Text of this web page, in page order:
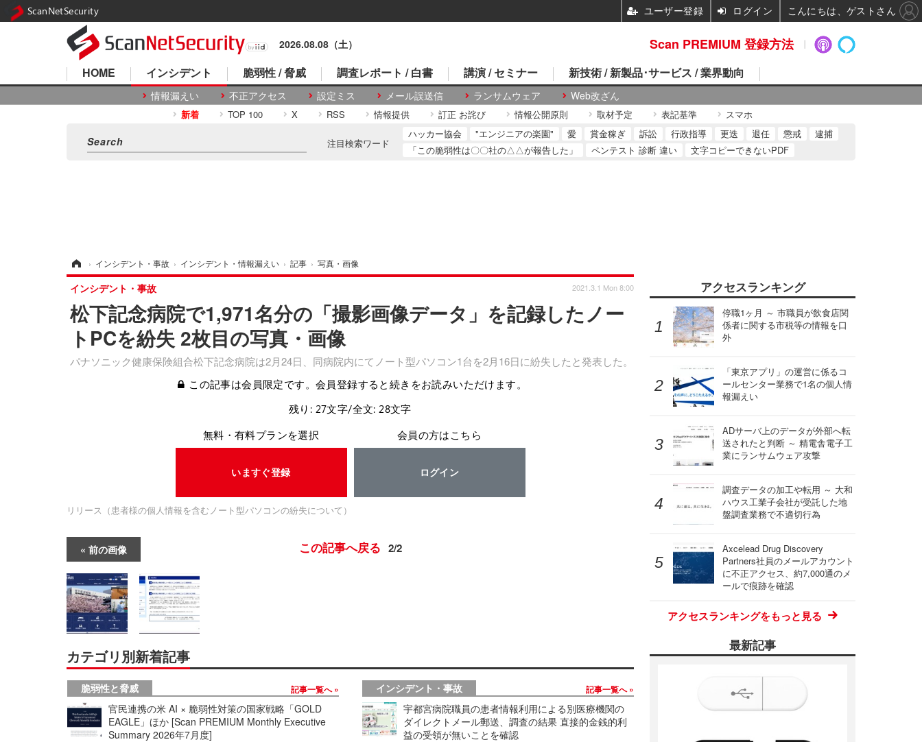
2026.08.08（土）
HOME インシデント
情報漏えい 不正アクセス 設定ミス メール誤送信 ランサムウェア Web改ざん
脆弱性 / 脅威 調査レポート / 白書 講演 / セミナー 新技術 / 新製品･サービス / 業界動向
新着 TOP 100 X RSS 情報提供 訂正 お詫び 情報公開原則 取材予定 表記基準 スマホ
注目検索ワード
ハッカー協会 "エンジニアの楽園" 愛 賞金稼ぎ 訴訟 行政指導 更迭 退任 懲戒
逮捕
「この脆弱性は〇〇社の△△が報告した」
ペンテスト 診断 違い 文字コピーできないPDF
› インシデント・事故 › インシデント・情報漏えい › 記事 › 写真・画像
松下記念病院で1,971名分の「撮影画像データ」を記録したノー
トPCを紛失 2枚目の写真・画像
パナソニック健康保険組合松下記念病院は2月24日、同病院内にてノート型パソコン1台を2月16日に紛失したと発表した。
インシデント・事故 2021.3.1 Mon 8:00
この記事は会員限定です。会員登録すると続きをお読みいただけます。
残り: 27文字/全文: 28文字
無料・有料プランを選択
いますぐ登録
会員の方はこちら
ログイン
リリース（患者様の個人情報を含むノート型パソコンの紛失について）
前の画像 この記事へ戻る 2/2
カテゴリ別新着記事
脆弱性と脅威 記事一覧へ
官民連携の米 AI × 脆弱性対策の国家戦略「GOLD
EAGLE」ほか [Scan PREMIUM Monthly Executive
Summary 2026年7月度]
インシデント・事故 記事一覧へ
宇都宮病院職員の患者情報利用による別医療機関の
ダイレクトメール郵送、調査の結果 直接的金銭的利
益の受領が無いことを確認
アクセスランキング
停職1ヶ月 ～ 市職員が飲食店関
係者に関する市税等の情報を口
外
「東京アプリ」の運営に係るコ
ールセンター業務で1名の個人情
報漏えい
ADサーバ上のデータが外部へ転
送されたと判断 ～ 精電舎電子工
業にランサムウェア攻撃
調査データの加工や転用 ～ 大和
ハウス工業子会社が受託した地
盤調査業務で不適切行為
Axcelead Drug Discovery
Partners社員のメールアカウント
に不正アクセス、約7,000通のメ
ールで痕跡を確認
アクセスランキングをもっと見る
最新記事
Scan PREMIUM 登録方法
ScanNetSecurity ユーザー登録 ログイン こんにちは、ゲストさん